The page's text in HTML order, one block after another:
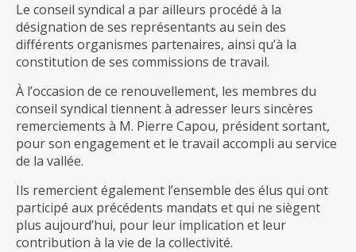
Le conseil syndical a par ailleurs procédé à la
désignation de ses représentants au sein des
différents organismes partenaires, ainsi qu’à la
constitution de ses commissions de travail.
À l’occasion de ce renouvellement, les membres du
conseil syndical tiennent à adresser leurs sincères
remerciements à M. Pierre Capou, président sortant,
pour son engagement et le travail accompli au service
de la vallée.
Ils remercient également l’ensemble des élus qui ont
participé aux précédents mandats et qui ne siègent
plus aujourd’hui, pour leur implication et leur
contribution à la vie de la collectivité.